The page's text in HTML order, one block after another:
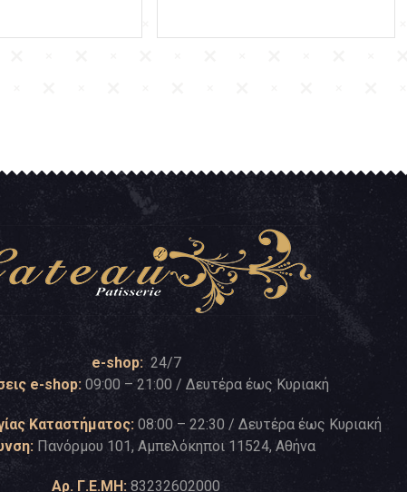
e-shop: 24/7
e-shop: 09:00 – 21:00 / Δευτέρα έως Κυριακή
Καταστήματος: 08:00 – 22:30 / Δευτέρα έως Κυριακή
Πανόρμου 101, Αμπελόκηποι 11524, Αθήνα
Αρ. Γ.Ε.ΜΗ: 83232602000